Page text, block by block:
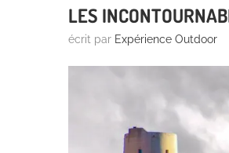
LES
écrit par Expérience Outdoor